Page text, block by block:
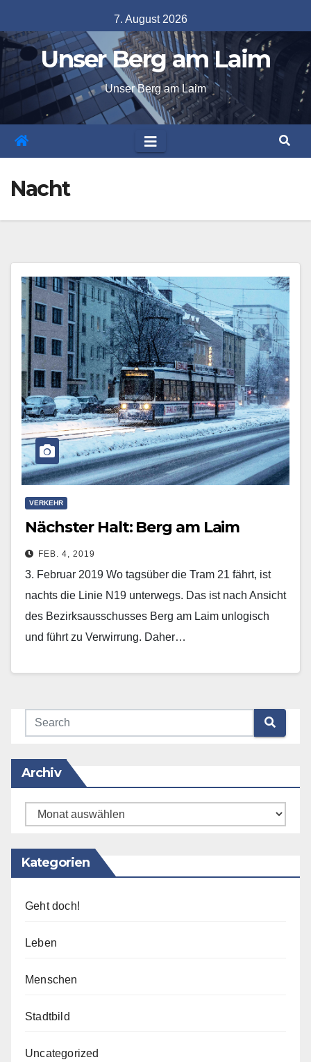
to
content
7. August 2026
Unser Berg am Laim
Unser Berg am Laim
Nacht
VERKEHR
Nächster Halt: Berg am Laim
FEB. 4, 2019
3. Februar 2019 Wo tagsüber die Tram 21 fährt, ist
nachts die Linie N19 unterwegs. Das ist nach Ansicht
des Bezirksausschusses Berg am Laim unlogisch
und führt zu Verwirrung. Daher…
Archiv
Archiv
Kategorien
Geht doch!
Leben
Menschen
Stadtbild
Uncategorized